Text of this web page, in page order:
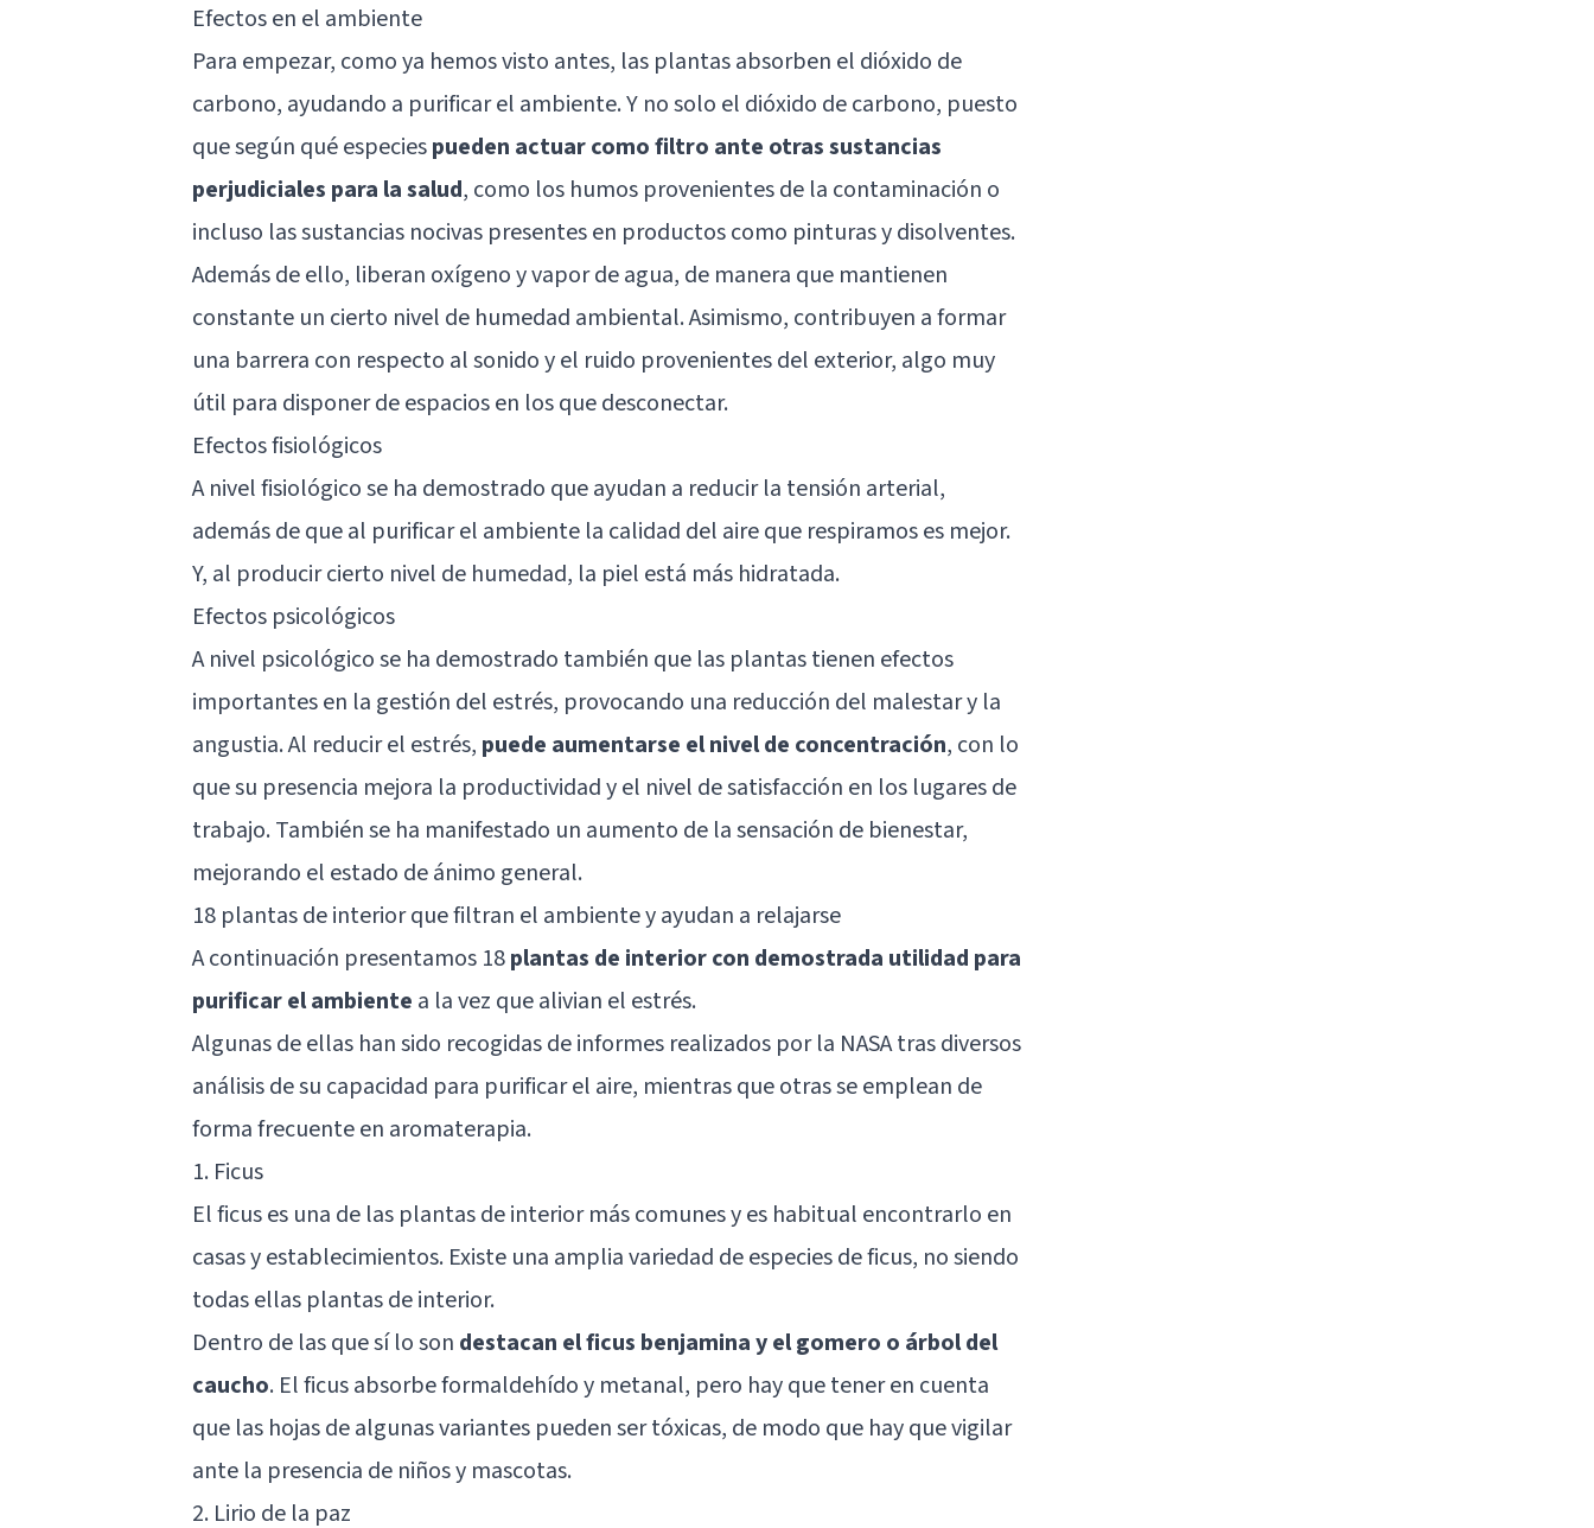
Efectos en el ambiente
Para empezar, como ya hemos visto antes, las plantas absorben el dióxido de
carbono, ayudando a purificar el ambiente. Y no solo el dióxido de carbono, puesto
que según qué especiespueden actuar como filtro ante otras sustancias
perjudiciales para la salud, como los humos provenientes de la contaminación o
incluso las sustancias nocivas presentes en productos como pinturas y disolventes.
Además de ello, liberan oxígeno y vapor de agua, de manera que mantienen
constante un cierto nivel de humedad ambiental. Asimismo, contribuyen a formar
una barrera con respecto al sonido y el ruido provenientes del exterior, algo muy
útil para disponer de espacios en los que desconectar.
Efectos fisiológicos
A nivel fisiológico se ha demostrado que ayudan a reducir la tensión arterial,
además de que al purificar el ambiente la calidad del aire que respiramos es mejor.
Y, al producir cierto nivel de humedad, la piel está más hidratada.
Efectos psicológicos
A nivel psicológico se ha demostrado también que las plantas tienen efectos
importantes en la gestión del estrés, provocando una reducción del malestar y la
angustia. Al reducir el estrés, puede aumentarse el nivel de concentración, con lo
que su presencia mejora la productividad y el nivel de satisfacción en los lugares de
trabajo. También se ha manifestado un aumento de la sensación de bienestar,
mejorando el estado de ánimo general.
18 plantas de interior que filtran el ambiente y ayudan a relajarse
A continuación presentamos 18plantas de interior con demostrada utilidad para
purificar el ambiente a la vez que alivian el estrés.
Algunas de ellas han sido recogidas de informes realizados por la NASA tras diversos
análisis de su capacidad para purificar el aire, mientras que otras se emplean de
forma frecuente en aromaterapia.
1. Ficus
El ficus es una de las plantas de interior más comunes y es habitual encontrarlo en
casas y establecimientos. Existe una amplia variedad de especies de ficus, no siendo
todas ellas plantas de interior.
Dentro de las que sí lo son destacan el ficus benjamina y el gomero o árbol del
caucho. El ficus absorbe formaldehído y metanal, pero hay que tener en cuenta
que las hojas de algunas variantes pueden ser tóxicas, de modo que hay que vigilar
ante la presencia de niños y mascotas.
2. Lirio de la paz